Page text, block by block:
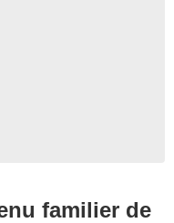
familier de